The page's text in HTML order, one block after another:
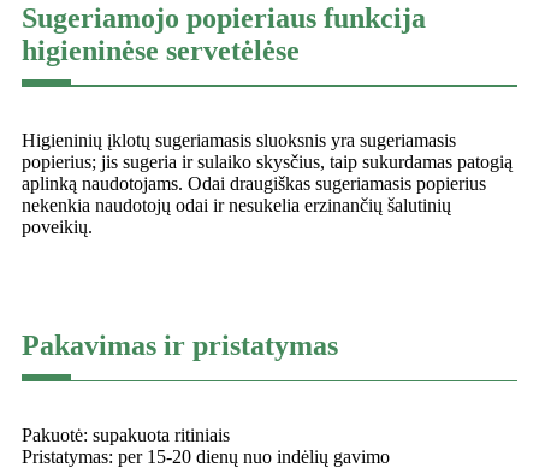
Sugeriamojo popieriaus funkcija
higieninėse servetėlėse
Higieninių įklotų sugeriamasis sluoksnis yra sugeriamasis
popierius; jis sugeria ir sulaiko skysčius, taip sukurdamas patogią
aplinką naudotojams. Odai draugiškas sugeriamasis popierius
nekenkia naudotojų odai ir nesukelia erzinančių šalutinių
poveikių.
Pakavimas ir pristatymas
Pakuotė: supakuota ritiniais
Pristatymas: per 15-20 dienų nuo indėlių gavimo